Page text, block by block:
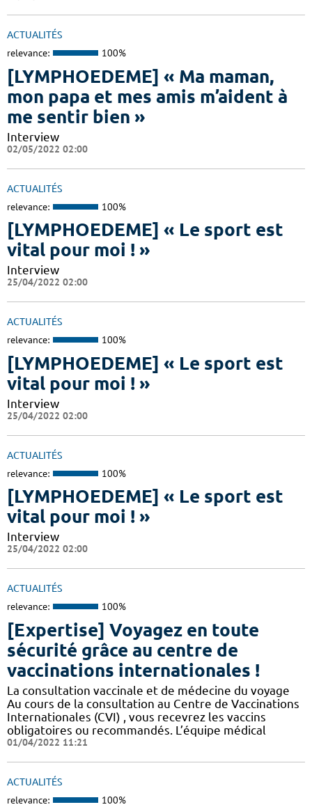
ACTUALITÉS
relevance: 100%
[LYMPHOEDEME] « Ma maman,
mon papa et mes amis m’aident à
me sentir bien »
Interview
02/05/2022 02:00
ACTUALITÉS
relevance: 100%
[LYMPHOEDEME] « Le sport est
vital pour moi ! »
Interview
25/04/2022 02:00
ACTUALITÉS
relevance: 100%
[LYMPHOEDEME] « Le sport est
vital pour moi ! »
Interview
25/04/2022 02:00
ACTUALITÉS
relevance: 100%
[LYMPHOEDEME] « Le sport est
vital pour moi ! »
Interview
25/04/2022 02:00
ACTUALITÉS
relevance: 100%
[Expertise] Voyagez en toute
sécurité grâce au centre de
vaccinations internationales !
La consultation vaccinale et de médecine du voyage
Au cours de la consultation au Centre de Vaccinations
Internationales (CVI) , vous recevrez les vaccins
obligatoires ou recommandés. L’équipe médical
01/04/2022 11:21
ACTUALITÉS
relevance: 100%